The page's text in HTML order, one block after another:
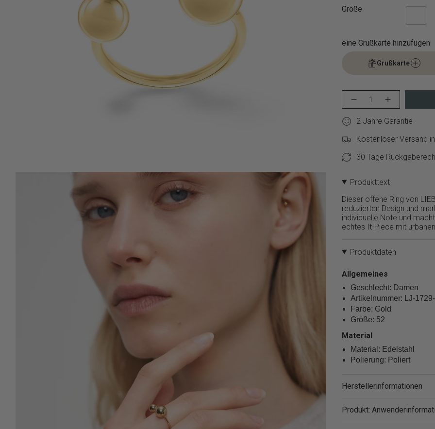
Größe
eine Grußkarte hinzufügen
Grußkarte
cart\">
quantity
</span>
Warenkorb",
"decrease"=>"Menge
für
{{
product
}}
verringern",
von
quantity
}}",
"minimum_of"=>"Minimum
von
{{
quantity
"maximum_of"=>"Maximum
{{
quantity
Menge
für
BERLIN
Steel
in
52
Schaltfläche
-
BERLIN
Ring
Steel
2 Jahre Garantie
Kostenloser Versand
30 Tage
Produkttext
Dieser offene Ring von
reduzierten Design und
individuelle Note und
echtes It-Piece mit
Produktdaten
Allgemeines
Geschlecht: Damen
Artikelnummer: LJ-
Farbe: Gold
Größe: 52
Material
Material: Edelstahl
Polierung: Poliert
Herstellerinformationen
Produkt: